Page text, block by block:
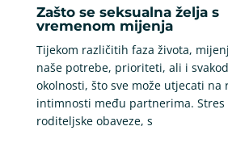
Zašto se seksualna želja s
vremenom mijenja
Tijekom različitih faza života,
naše potrebe, prioriteti, ali i
okolnosti, što sve može utjecati na
intimnosti među partnerima. Stres
roditeljske obaveze, s